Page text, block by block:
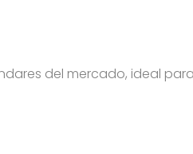
del mercado, ideal